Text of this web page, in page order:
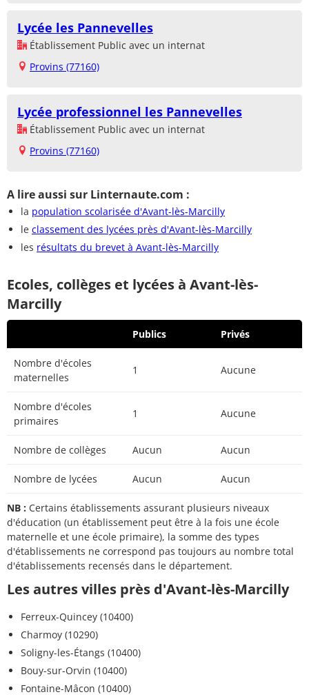
Lycée les Pannevelles
Établissement Public avec un internat
Provins (77160)
Lycée professionnel les Pannevelles
Établissement Public avec un internat
Provins (77160)
A lire aussi sur Linternaute.com :
la population scolarisée d'Avant-lès-Marcilly
le classement des lycées près d'Avant-lès-Marcilly
les résultats du brevet à Avant-lès-Marcilly
Ecoles, collèges et lycées à Avant-lès-
Marcilly
Publics Privés
Nombre d'écoles
maternelles
1 Aucune
Nombre d'écoles
primaires
1 Aucune
Nombre de collèges Aucun Aucun
Nombre de lycées Aucun Aucun
NB : Certains établissements assurant plusieurs niveaux
d'éducation (un établissement peut être à la fois une école
maternelle et une école primaire), la somme des types
d'établissements ne correspond pas toujours au nombre total
d'établissements recensés dans le département.
Les autres villes près d'Avant-lès-Marcilly
Ferreux-Quincey (10400)
Charmoy (10290)
Soligny-les-Étangs (10400)
Bouy-sur-Orvin (10400)
Fontaine-Mâcon (10400)